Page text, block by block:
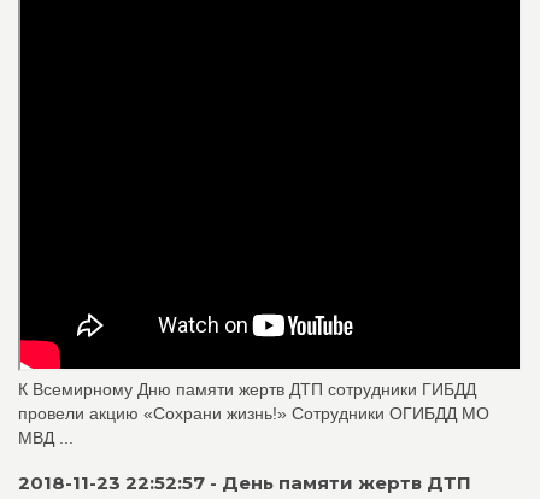
К Всемирному Дню памяти жертв ДТП сотрудники ГИБДД
провели акцию «Сохрани жизнь!» Сотрудники ОГИБДД МО
МВД ...
2018-11-23 22:52:57 - День памяти жертв ДТП